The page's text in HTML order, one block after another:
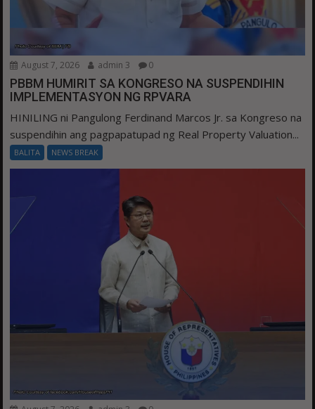
August 7, 2026 admin 3 0
PBBM HUMIRIT SA KONGRESO NA SUSPENDIHIN
IMPLEMENTASYON NG RPVARA
HINILING ni Pangulong Ferdinand Marcos Jr. sa Kongreso na
suspendihin ang pagpapatupad ng Real Property Valuation...
BALITA NEWS BREAK